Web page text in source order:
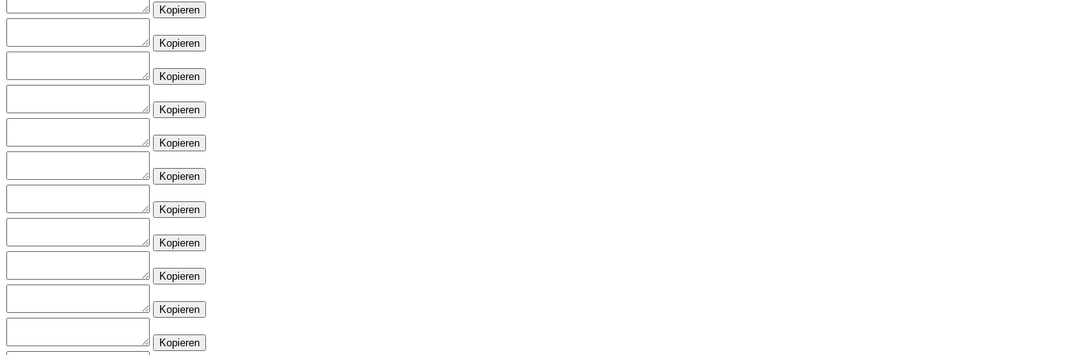
Kopieren
Kopieren
Kopieren
Kopieren
Kopieren
Kopieren
Kopieren
Kopieren
Kopieren
Kopieren
Kopieren